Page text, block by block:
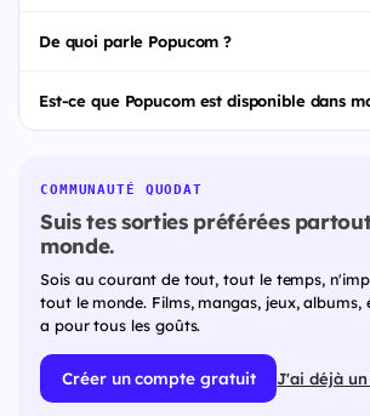
De quoi parle Popucom ?
Est-ce que Popucom est disponible dans
COMMUNAUTÉ QUODAT
Suis tes sorties préférées
monde.
Sois au courant de tout, tout le temps,
tout le monde. Films, mangas, jeux, albums,
a pour tous les goûts.
Créer un compte gratuit J'ai déjà